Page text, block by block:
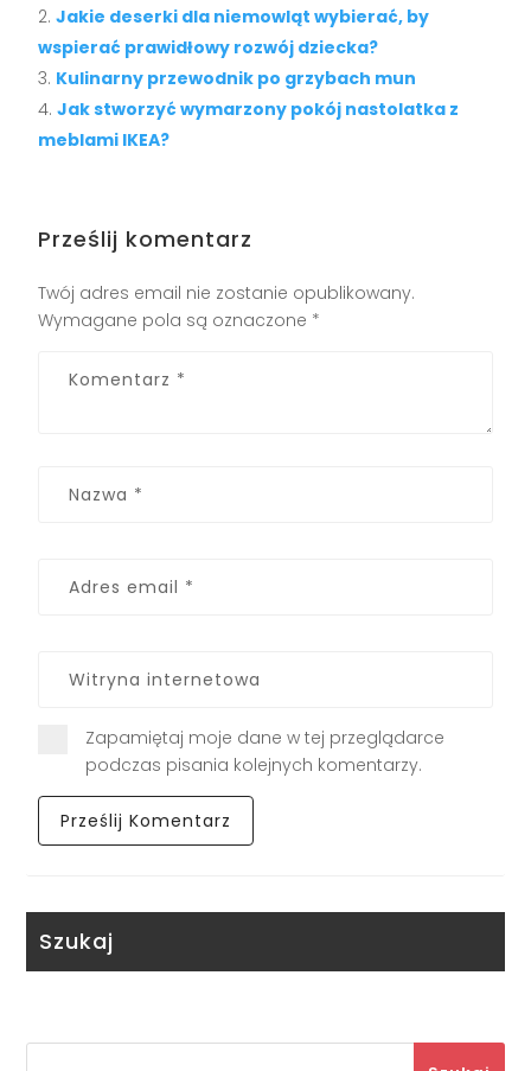
Jakie deserki dla niemowląt wybierać, by
wspierać prawidłowy rozwój dziecka?
Kulinarny przewodnik po grzybach mun
Jak stworzyć wymarzony pokój nastolatka z
meblami IKEA?
Prześlij komentarz
Twój adres email nie zostanie opublikowany.
Wymagane pola są oznaczone *
Zapamiętaj moje dane w tej przeglądarce
podczas pisania kolejnych komentarzy.
Szukaj